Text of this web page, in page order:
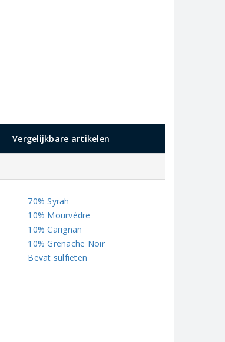
Vergelijkbare artikelen
70% Syrah
10% Mourvèdre
10% Carignan
10% Grenache Noir
Bevat sulfieten